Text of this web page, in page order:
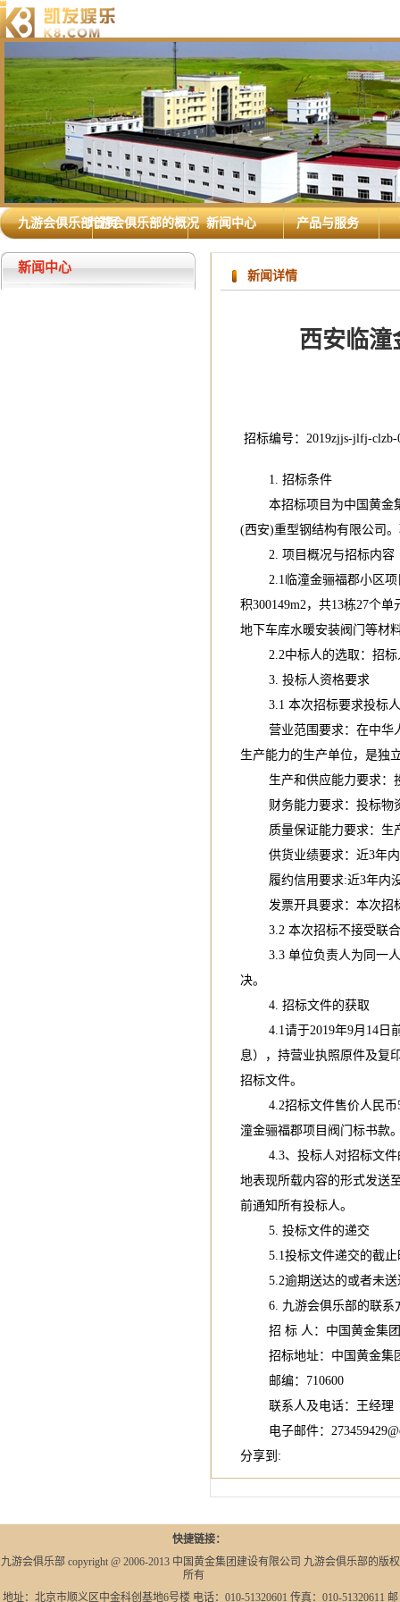
九游会俱乐部首页九游会俱乐部的概况 新闻中心 产品与服务
新闻中心
新闻详情
西安临潼
招标编号：2019zjjs-jlfj-clzb-
1. 招标条件
本招标项目为中国黄金集
(西安)重型钢结构有限公司
2. 项目概况与招标内容
2.1临潼金骊福郡小区项目
积300149m2，共13栋27个
地下车库水暖安装阀门等材
2.2中标人的选取：招标
3. 投标人资格要求
3.1 本次招标要求投标人
营业范围要求：在中华人
生产能力的生产单位，是独
生产和供应能力要求：投
财务能力要求：投标物资
质量保证能力要求：生产
供货业绩要求：近3年内
履约信用要求:近3年内没
发票开具要求：本次招标
3.2 本次招标不接受联合
3.3 单位负责人为同一人
决。
4. 招标文件的获取
4.1请于2019年9月14日前
息），持营业执照原件及复
招标文件。
4.2招标文件售价人民币
潼金骊福郡项目阀门标书款
4.3、投标人对招标文件的
地表现所载内容的形式发送
前通知所有投标人。
5. 投标文件的递交
5.1投标文件递交的截止
5.2逾期送达的或者未送
6. 九游会俱乐部的联系
招 标 人：中国黄金集团
招标地址：中国黄金集团
邮编：710600
联系人及电话：王经理
电子邮件：
分享到:
快捷链接：
九游会俱乐部 copyright @ 2006-2013 中国黄金集团建设有限公司 九游会俱乐部的版权
所有
地址：北京市顺义区中金科创基地6号楼 电话：010-51320601 传真：010-51320611 邮